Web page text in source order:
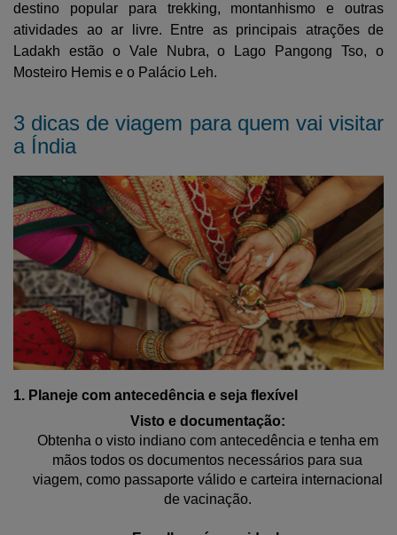
destino popular para trekking, montanhismo e outras
atividades ao ar livre. Entre as principais atrações de
Ladakh estão o Vale Nubra, o Lago Pangong Tso, o
Mosteiro Hemis e o Palácio Leh.
3 dicas de viagem para quem vai visitar
a Índia
1. Planeje com antecedência e seja flexível
Visto e documentação:
Obtenha o visto indiano com antecedência e tenha em
mãos todos os documentos necessários para sua
viagem, como passaporte válido e carteira internacional
de vacinação.